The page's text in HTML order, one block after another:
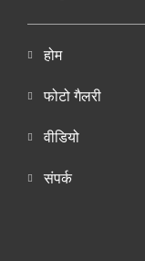
होम
फोटो गैलरी
वीडियो
संपर्क